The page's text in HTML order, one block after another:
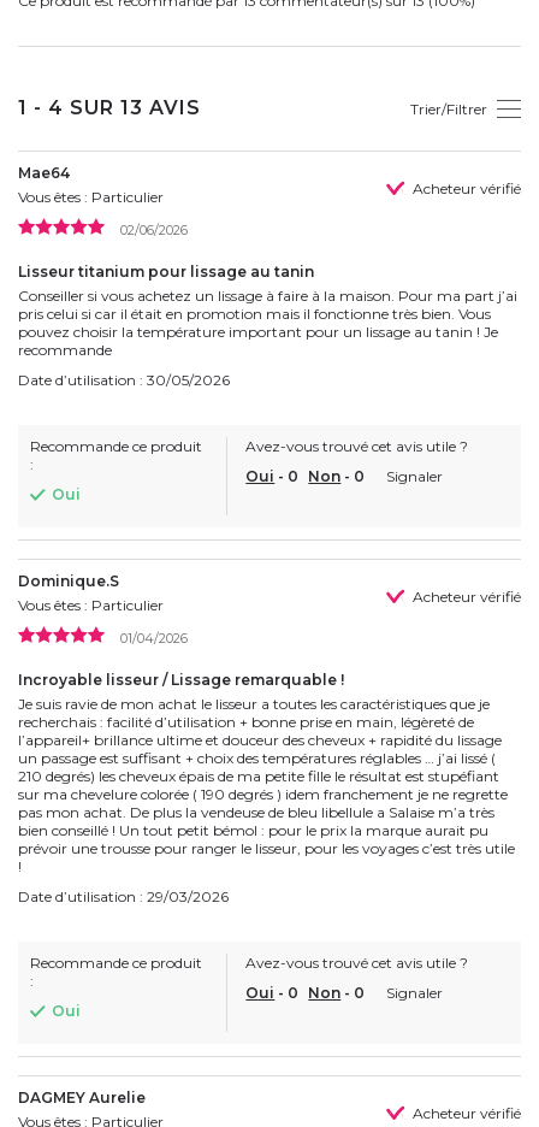
1 - 4 SUR 13 AVIS Trier/Filtrer
Mae64
Vous êtes : Particulier
Acheteur vérifié
02/06/2026
Lisseur titanium pour lissage au tanin
Conseiller si vous achetez un lissage à faire à la maison. Pour ma part j’ai
pris celui si car il était en promotion mais il fonctionne très bien. Vous
pouvez choisir la température important pour un lissage au tanin ! Je
recommande
Date d’utilisation : 30/05/2026
Recommande ce produit
:
Oui
Avez-vous trouvé cet avis utile ?
Oui - 0 Non - 0 Signaler
Dominique.S
Vous êtes : Particulier
Acheteur vérifié
01/04/2026
Incroyable lisseur / Lissage remarquable !
Je suis ravie de mon achat le lisseur a toutes les caractéristiques que je
recherchais : facilité d’utilisation + bonne prise en main, légèreté de
l’appareil+ brillance ultime et douceur des cheveux + rapidité du lissage
un passage est suffisant + choix des températures réglables … j’ai lissé (
210 degrés) les cheveux épais de ma petite fille le résultat est stupéfiant
sur ma chevelure colorée ( 190 degrés ) idem franchement je ne regrette
pas mon achat. De plus la vendeuse de bleu libellule a Salaise m’a très
bien conseillé ! Un tout petit bémol : pour le prix la marque aurait pu
prévoir une trousse pour ranger le lisseur, pour les voyages c’est très utile
!
Date d’utilisation : 29/03/2026
Recommande ce produit
:
Oui
Avez-vous trouvé cet avis utile ?
Oui - 0 Non - 0 Signaler
DAGMEY Aurelie
Vous êtes : Particulier
Acheteur vérifié